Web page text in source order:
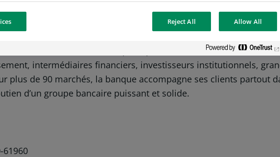
Services est l’un des principaux acteurs mondiaux du
intermédiaires financiers, investisseurs institutionnels,
plus de 90 marchés, la banque accompagne ses clients partout
d’un groupe bancaire puissant et solide.
Reject All Allow All